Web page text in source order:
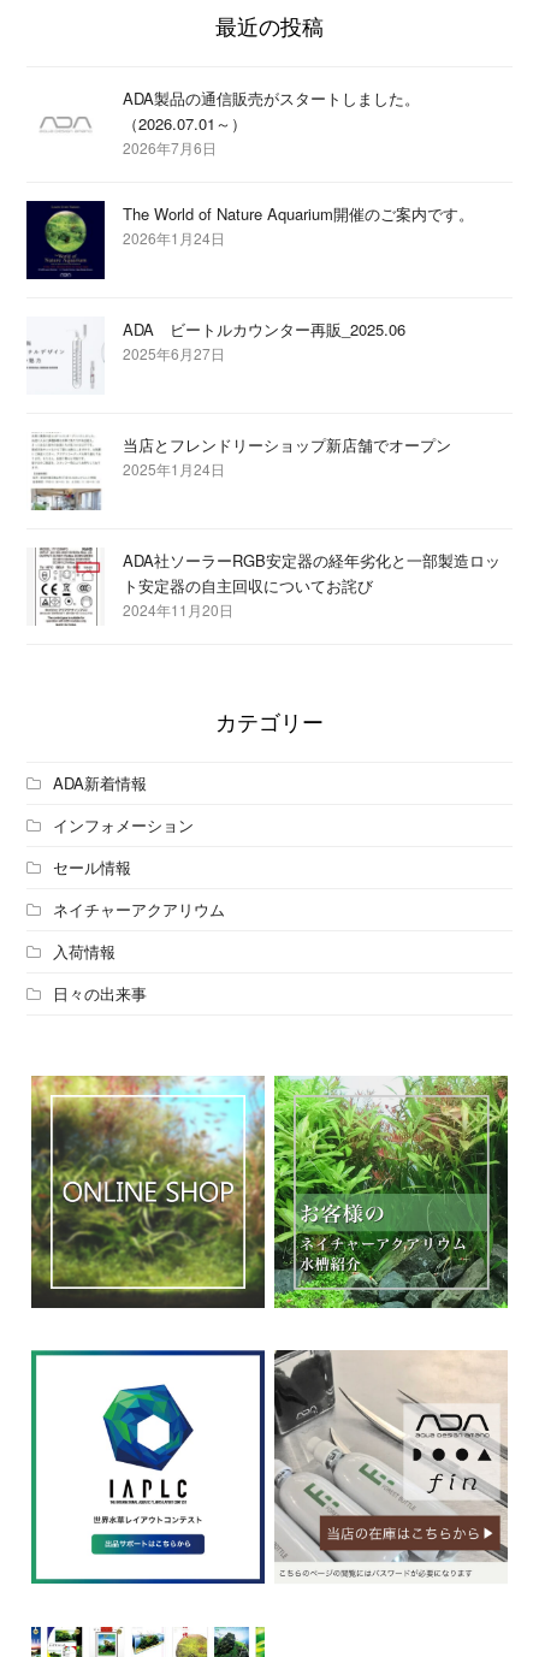
最近の投稿
ADA製品の通信販売がスタートしました。
（2026.07.01～）
2026年7月6日
The World of Nature Aquarium開催のご案内です。
2026年1月24日
ADA ビートルカウンター再販_2025.06
2025年6月27日
当店とフレンドリーショップ新店舗でオープン
2025年1月24日
ADA社ソーラーRGB安定器の経年劣化と一部製造ロッ
ト安定器の自主回収についてお詫び
2024年11月20日
カテゴリー
ADA新着情報
インフォメーション
セール情報
ネイチャーアクアリウム
入荷情報
日々の出来事